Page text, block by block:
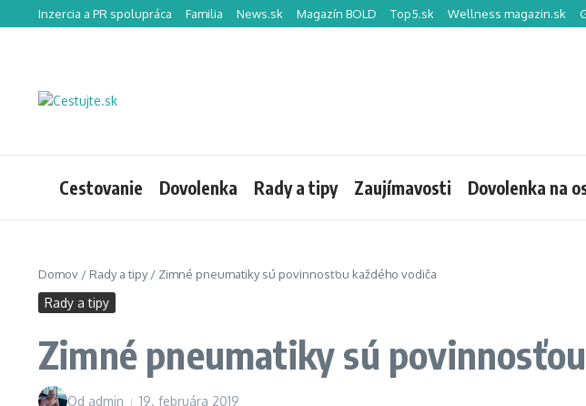
Preskočiť na obsah
Inzercia a PR spolupráca Familia News.sk Magazín BOLD Top5.sk Wellness magazin.sk
Cestovanie Dovolenka Rady a tipy Zaujímavosti Dovolenka na
Domov / Rady a tipy/ Zimné pneumatiky sú povinnosťou každého vodiča
Rady a tipy
Zimné pneumatiky sú
Od admin 19. februára 2019